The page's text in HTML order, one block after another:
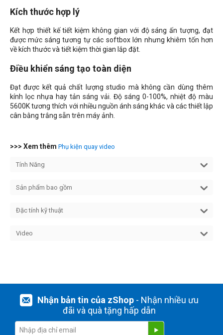
Kích thước hợp lý
Kết hợp thiết kế tiết kiệm không gian với độ sáng ấn tượng, đạt
được mức sáng tương tự các softbox lớn nhưng khiêm tốn hơn
về kích thước và tiết kiệm thời gian lắp đặt.
Điều khiển sáng tạo toàn diện
Đạt được kết quả chất lượng studio mà không cần dùng thêm
kính lọc nhựa hay tản sáng vải. Độ sáng 0-100%, nhiệt độ màu
5600K tương thích với nhiều nguồn ánh sáng khác và các thiết lập
cân bằng trắng sẵn trên máy ảnh.
>>> Xem thêm Phụ kiện quay video
Tính Năng
Sản phẩm bao gồm
Đặc tính kỹ thuật
Video
Nhận bản tin của zShop- Nhận nhiều ưu
đãi và quà tặng hấp dẫn